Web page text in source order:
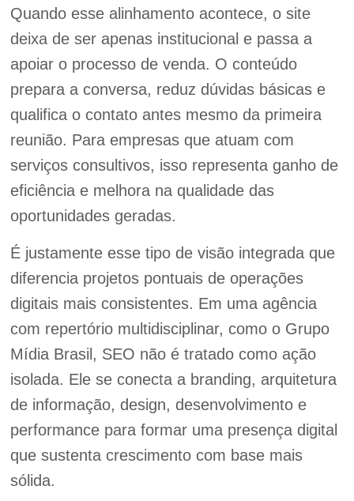
Quando esse alinhamento acontece, o site
deixa de ser apenas institucional e passa a
apoiar o processo de venda. O conteúdo
prepara a conversa, reduz dúvidas básicas e
qualifica o contato antes mesmo da primeira
reunião. Para empresas que atuam com
serviços consultivos, isso representa ganho de
eficiência e melhora na qualidade das
oportunidades geradas.
É justamente esse tipo de visão integrada que
diferencia projetos pontuais de operações
digitais mais consistentes. Em uma agência
com repertório multidisciplinar, como o Grupo
Mídia Brasil, SEO não é tratado como ação
isolada. Ele se conecta a branding, arquitetura
de informação, design, desenvolvimento e
performance para formar uma presença digital
que sustenta crescimento com base mais
sólida.